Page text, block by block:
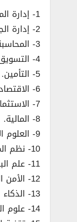
1- إدارة المخاطر.
2- إدارة الجودة.
3- المحاسبة.
4- التسويق.
5- التأمين.
6- الاقتصاد.
7- الاستثمار.
8- المالية.
9- العلوم الاكتوارية.
10- نظم المعلومات الإدارية.
11- علم البيانات.
12- الأمن السيبراني.
13- الذكاء الاصطناعي.
14- علوم الحاسب.